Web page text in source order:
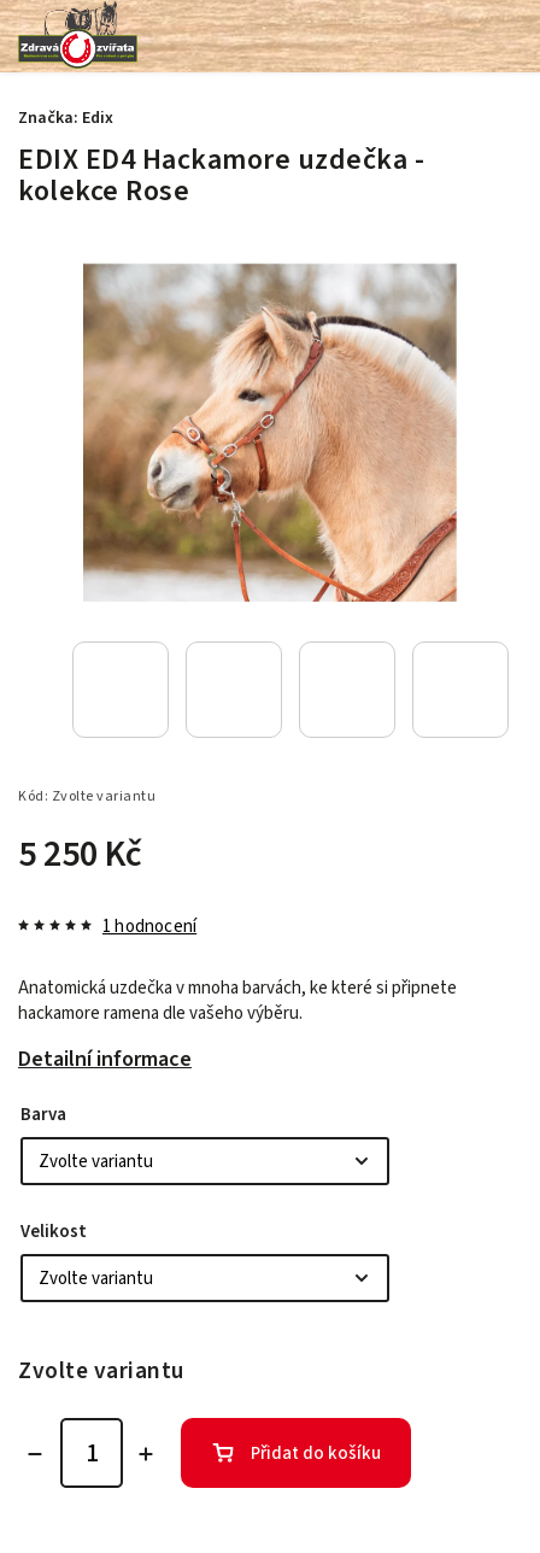
EDIX ED4 Hackamore uzdečka -
kolekce Rose
Kód: Zvolte variantu
5 250 Kč
1 hodnocení
Anatomická uzdečka v mnoha barvách, ke které si připnete
hackamore ramena dle vašeho výběru.
Detailní informace
Značka: Edix
Barva
Velikost
Zvolte variantu
Přidat do košíku